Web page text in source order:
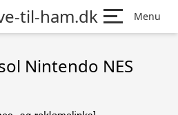
til-ham.dk Menu
Nintendo NES